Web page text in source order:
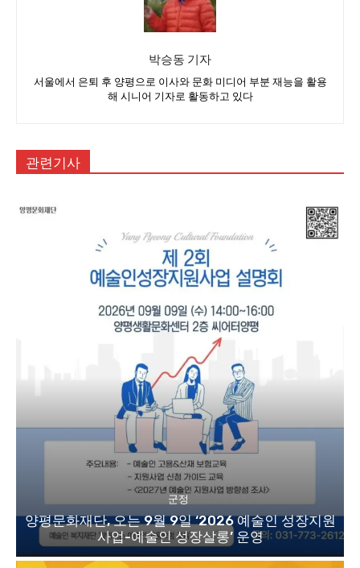
박승동 기자
서울에서 은퇴 후 양평으로 이사와 문화 미디어 부분 재능을 활용
해 시니어 기자로 활동하고 있다
관련기사
군정
양평문화재단, 오는 9월 9일 ‘2026 예술인 성장지원
사업-예술인 성장살롱’ 운영